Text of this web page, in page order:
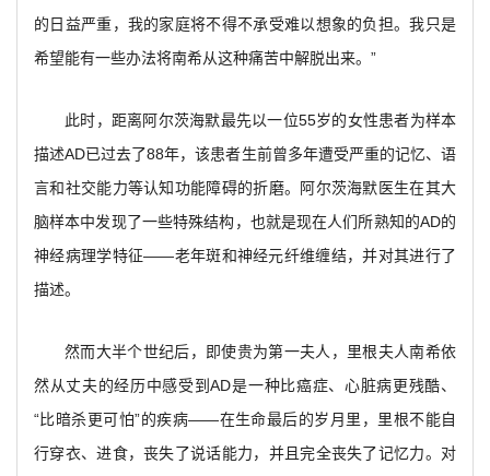
的日益严重，我的家庭将不得不承受难以想象的负担。我只是
希望能有一些办法将南希从这种痛苦中解脱出来。”
此时，距离阿尔茨海默最先以一位55岁的女性患者为样本
描述AD已过去了88年，该患者生前曾多年遭受严重的记忆、语
言和社交能力等认知功能障碍的折磨。阿尔茨海默医生在其大
脑样本中发现了一些特殊结构，也就是现在人们所熟知的AD的
神经病理学特征——老年斑和神经元纤维缠结，并对其进行了
描述。
然而大半个世纪后，即使贵为第一夫人，里根夫人南希依
然从丈夫的经历中感受到AD是一种比癌症、心脏病更残酷、
“比暗杀更可怕”的疾病——在生命最后的岁月里，里根不能自
行穿衣、进食，丧失了说话能力，并且完全丧失了记忆力。对